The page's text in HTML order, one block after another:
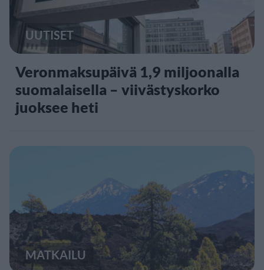
UUTISET
Veronmaksupäivä 1,9 miljoonalla
suomalaisella – viivästyskorko
juoksee heti
MATKAILU